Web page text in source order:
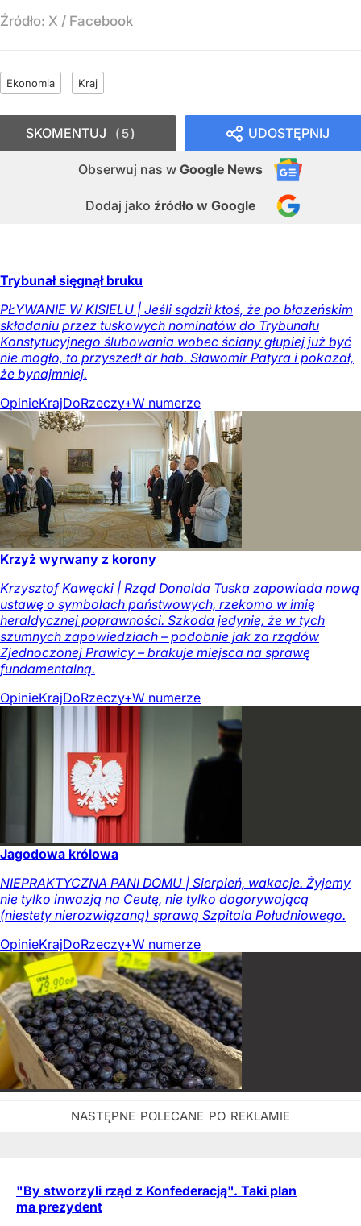
Źródło: X / Facebook
Ekonomia Kraj
UDOSTĘPNIJ
Obserwuj nas w Google News
Dodaj jako źródło w Google
SKOMENTUJ 5
Trybunał sięgnął bruku
PŁYWANIE W KISIELU | Jeśli sądził ktoś, że po błazeńskim
składaniu przez tuskowych nominatów do Trybunału
Konstytucyjnego ślubowania wobec ściany głupiej już być
nie mogło, to przyszedł dr hab. Sławomir Patyra i pokazał,
że bynajmniej.
OpinieKrajDoRzeczy+W numerze
Krzyż wyrwany z korony
Krzysztof Kawęcki | Rząd Donalda Tuska zapowiada nową
ustawę o symbolach państwowych, rzekomo w imię
heraldycznej poprawności. Szkoda jedynie, że w tych
szumnych zapowiedziach – podobnie jak za rządów
Zjednoczonej Prawicy – brakuje miejsca na sprawę
fundamentalną.
OpinieKrajDoRzeczy+W numerze
Jagodowa królowa
NIEPRAKTYCZNA PANI DOMU | Sierpień, wakacje. Żyjemy
nie tylko inwazją na Ceutę, nie tylko dogorywającą
(niestety nierozwiązaną) sprawą Szpitala Południowego.
OpinieKrajDoRzeczy+W numerze
"By stworzyli rząd z Konfederacją". Taki plan
ma prezydent